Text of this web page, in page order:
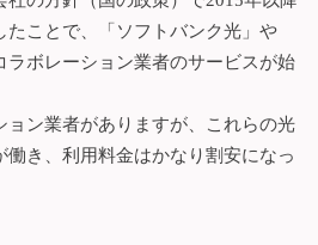
たことで、「ソフトバンク光」や
ラボレーション業者のサービスが始
ョン業者がありますが、これらの光
き、利用料金はかなり割安になっ